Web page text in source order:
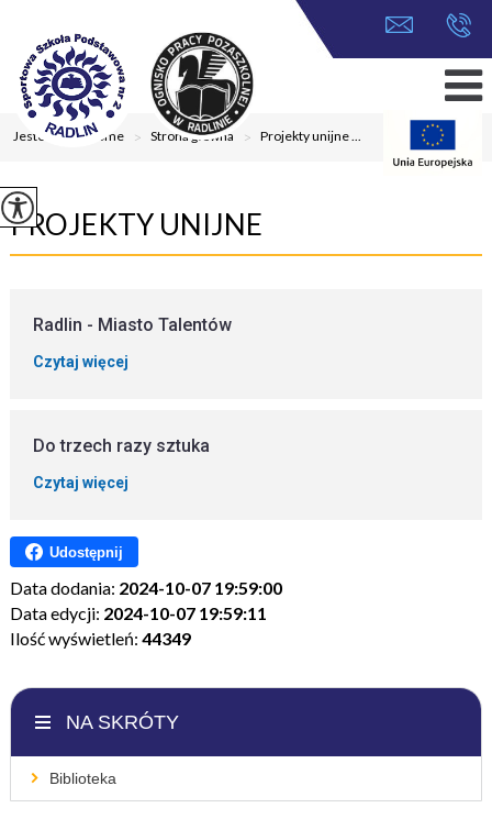
Jesteś tutaj:Home > Strona główna > Projekty unijne ...
PROJEKTY UNIJNE
Radlin - Miasto Talentów
Czytaj więcej
Do trzech razy sztuka
Czytaj więcej
Udostępnij
Data dodania: 2024-10-07 19:59:00
Data edycji: 2024-10-07 19:59:11
Ilość wyświetleń: 44349
NA SKRÓTY
Biblioteka